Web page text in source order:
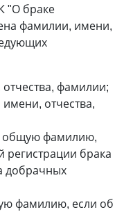
"О браке
фамилии, имени,
фамилии;
отчества,
общую фамилию,
регистрации брака
добрачных
фамилию, если об